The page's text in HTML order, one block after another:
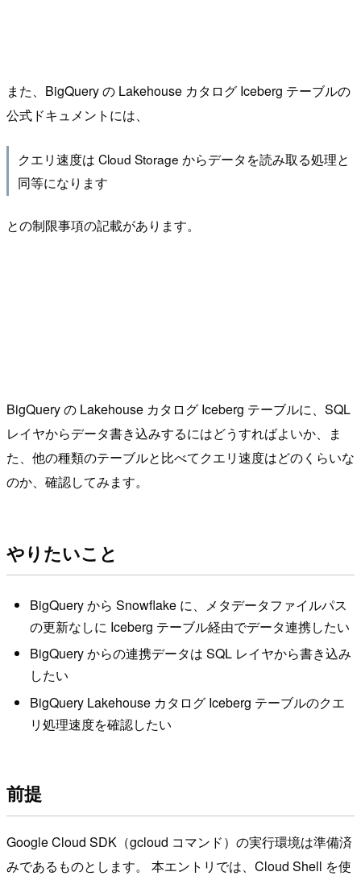
また、BigQuery の Lakehouse カタログ Iceberg テーブルの
公式ドキュメントには、
クエリ速度は Cloud Storage からデータを読み取る処理と
同等になります
との制限事項の記載があります。
BigQuery の Lakehouse カタログ Iceberg テーブルに、SQL
レイヤからデータ書き込みするにはどうすればよいか、ま
た、他の種類のテーブルと比べてクエリ速度はどのくらいな
のか、確認してみます。
やりたいこと
BigQuery から Snowflake に、メタデータファイルパス
の更新なしに Iceberg テーブル経由でデータ連携したい
BigQuery からの連携データは SQL レイヤから書き込み
したい
BigQuery Lakehouse カタログ Iceberg テーブルのクエ
リ処理速度を確認したい
前提
Google Cloud SDK（gcloud コマンド）の実行環境は準備済
みであるものとします。 本エントリでは、Cloud Shell を使